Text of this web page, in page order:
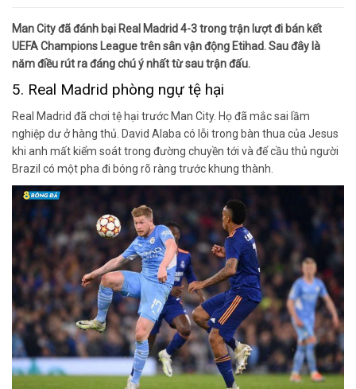
Man City đã đánh bại Real Madrid 4-3 trong trận lượt đi bán kết
UEFA Champions League trên sân vận động Etihad. Sau đây là
năm điều rút ra đáng chú ý nhất từ sau trận đấu.
5. Real Madrid phòng ngự tệ hại
Real Madrid đã chơi tệ hại trước Man City. Họ đã mắc sai lầm
nghiệp dư ở hàng thủ. David Alaba có lỗi trong bàn thua của Jesus
khi anh mất kiểm soát trong đường chuyền tới và để cầu thủ người
Brazil có một pha đi bóng rõ ràng trước khung thành.